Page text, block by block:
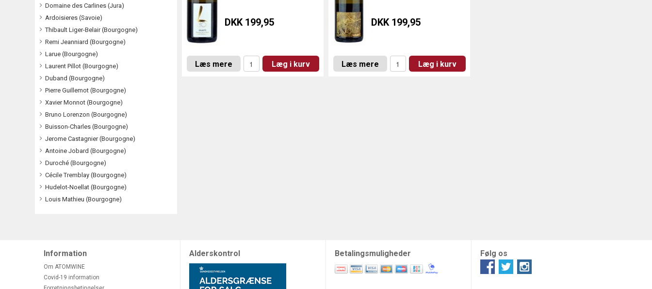
Domaine des Carlines (Jura)
Ardoisieres (Savoie)
Thibault Liger-Belair (Bourgogne)
Remi Jeanniard (Bourgogne)
Larue (Bourgogne)
Laurent Pillot (Bourgogne)
Duband (Bourgogne)
Pierre Guillemot (Bourgogne)
Xavier Monnot (Bourgogne)
Bruno Lorenzon (Bourgogne)
Buisson-Charles (Bourgogne)
Jerome Castagnier (Bourgogne)
Antoine Jobard (Bourgogne)
Duroché (Bourgogne)
Cécile Tremblay (Bourgogne)
Hudelot-Noellat (Bourgogne)
Louis Mathieu (Bourgogne)
DKK 199,95
Læs mere Læg i kurv
DKK 199,95
Læs mere Læg i kurv
Information
Om ATOMWINE
Covid-19 information
Alderskontrol Betalingsmuligheder Følg os